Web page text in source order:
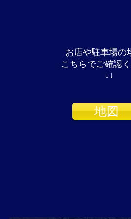
お店や駐車場の
こちらでご確認
​↓↓
地図